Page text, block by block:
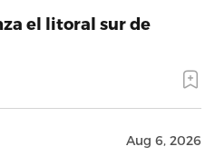
el litoral sur de
Aug 6, 2026